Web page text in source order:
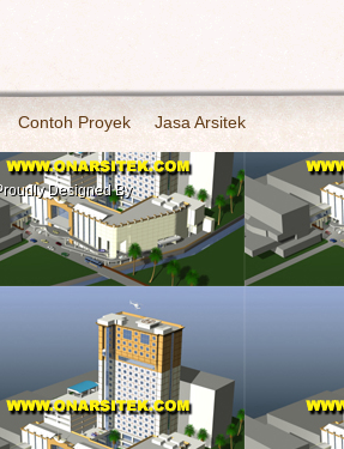
Contoh Proyek Jasa Arsitek
Designed By